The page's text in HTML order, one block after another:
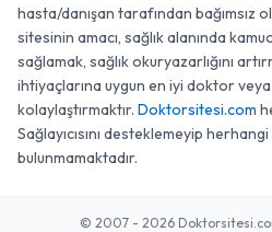
hasta/danışan tarafından bağımsız
sitesinin amacı, sağlık alanında
sağlamak, sağlık okuryazarlığını
ihtiyaçlarına uygun en iyi doktor veya
kolaylaştırmaktır. Doktorsitesi.com
Sağlayıcısını desteklemeyip
bulunmamaktadır.
© 2007 - 2026